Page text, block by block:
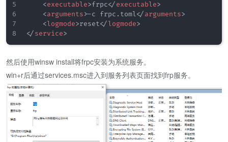
<executable>frpc</executable>
<arguments>-c frpc.toml</arguments>
<logmode>reset</logmode>
</service>
然后使用winsw install将frpc安装为系统服务。
win+r后通过services.msc进入到服务列表页面找到frp服务。